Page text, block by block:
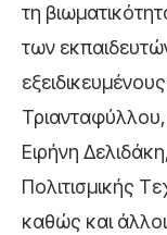
τη
των
Ειρήνη
Πολιτισμικής
καθώς και